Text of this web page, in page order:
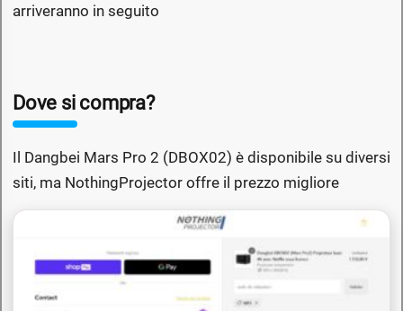
arriveranno in seguito
Dove si compra?
Il Dangbei Mars Pro 2 (DBOX02) è disponibile su diversi
siti, ma NothingProjector offre il prezzo migliore